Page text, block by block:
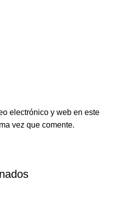
electrónico y web en este
vez que comente.